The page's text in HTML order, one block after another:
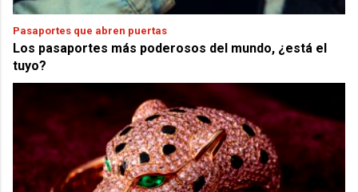
Pasaportes que abren puertas
Los pasaportes más poderosos del mundo, ¿está el
tuyo?